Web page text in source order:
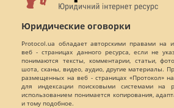
Юридические оговорки
Protocol.ua обладает авторскими правами на
веб - страницах данного ресурса, если не
понимаются тексты, комментарии, статьи,
шота, сканы, видео, аудио, другие материалы.
размещенных на веб - страницах «Протокол»
для индексации поисковыми системами на
использованием понимается копирования,
и тому подобное.